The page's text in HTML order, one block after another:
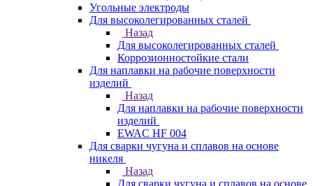
Угольные электроды
Для высоколегированных сталей
Назад
Для высоколегированных сталей
Коррозионностойкие стали
Для наплавки на рабочие поверхности
изделий
Назад
Для наплавки на рабочие поверхности
изделий
EWAC HF 004
Для сварки чугуна и сплавов на основе
никеля
Назад
Для сварки чугуна и сплавов на основе